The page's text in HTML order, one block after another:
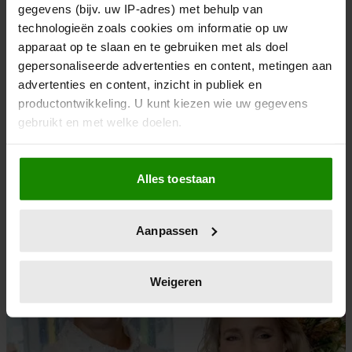
gegevens (bijv. uw IP-adres) met behulp van
technologieën zoals cookies om informatie op uw
apparaat op te slaan en te gebruiken met als doel
gepersonaliseerde advertenties en content, metingen aan
advertenties en content, inzicht in publiek en
productontwikkeling. U kunt kiezen wie uw gegevens
gebruikt en met welke doelen.
Als u het toestaat, willen we ook graag:
Informatie verzamelen over uw geografische
locatie, die tot een paar meter nauwkeurig kan zijn
scannen op specifieke eigenschappen (fingerprinting)
verwerkt en stel uw voorkeuren in het
intrekken in de Cookieverklaring.
Alles toestaan
Aanpassen
Weigeren
NIEUWS
RECHTER OORDEELT: NRC-PODCAST HIER
HING EEN SCHILDERIJ HOEFT NIET OFFLINE